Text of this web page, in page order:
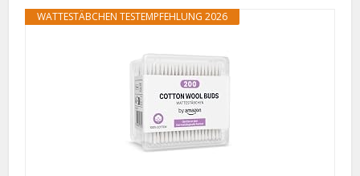
WATTESTÄBCHEN TESTEMPFEHLUNG 2026